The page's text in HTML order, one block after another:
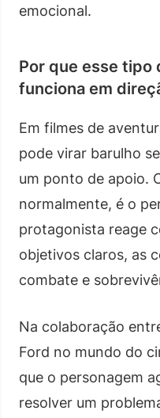
emocional.
Por que esse tipo
funciona em
Em filmes de
pode virar barulho
um ponto de apoio.
normalmente, é o
protagonista reage
objetivos claros, as
combate e
Na colaboração
Ford no mundo do
que o personagem
resolver um